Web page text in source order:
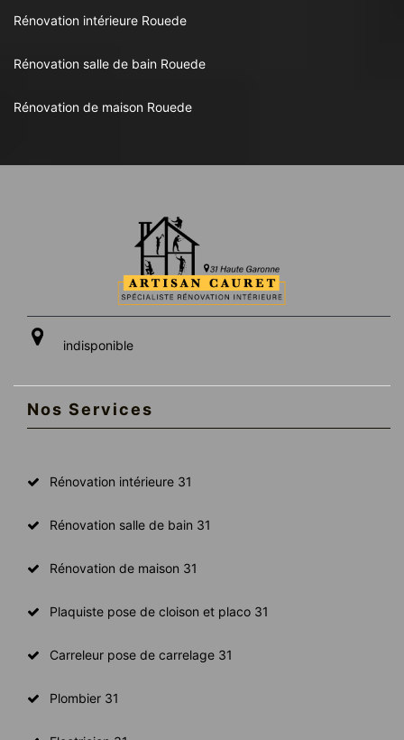
Rénovation intérieure Rouede
Rénovation salle de bain Rouede
Rénovation de maison Rouede
indisponible
Nos Services
Rénovation intérieure 31
Rénovation salle de bain 31
Rénovation de maison 31
Plaquiste pose de cloison et placo 31
Carreleur pose de carrelage 31
Plombier 31